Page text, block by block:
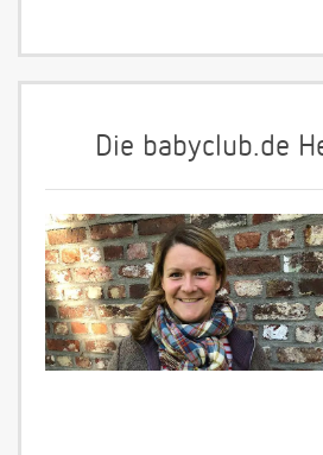
Die babyclub.de